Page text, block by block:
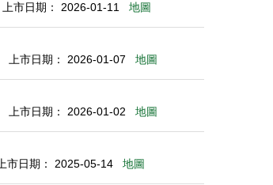
上市日期： 2026-01-11 地圖
上市日期： 2026-01-07 地圖
上市日期： 2026-01-02 地圖
上市日期： 2025-05-14 地圖